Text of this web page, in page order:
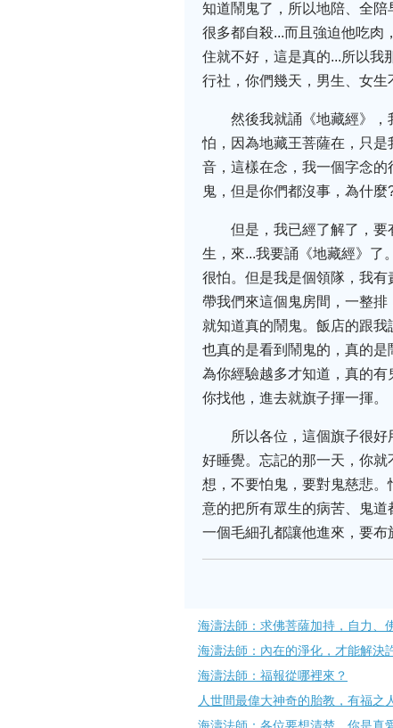
知道鬧鬼了，所以地陪、全陪
很多都自殺...而且強迫他吃肉
住就不好，這是真的...所以我
行社，你們幾天，男生、女生
然後我就誦《地藏經》
怕，因為地藏王菩薩在，只
音，這樣在念，我一個字念
鬼，但是你們都沒事，為什
但是，我已經了解了，
生，來...我要誦《地藏經》了
很怕。但是我是個領隊，我有
帶我們來這個鬼房間，一整
就知道真的鬧鬼。飯店的跟
也真的是看到鬧鬼的，真的
為你經驗越多才知道，真的
你找他，進去就旗子揮一揮。
所以各位，這個旗子很
好睡覺。忘記的那一天，你
想，不要怕鬼，要對鬼慈悲
意的把所有眾生的病苦、鬼
一個毛細孔都讓他進來，要布
海濤法師：求佛菩薩加持，自力、
海濤法師：內在的淨化，才能解決
海濤法師：福報從哪裡來？
人世間最偉大神奇的胎教，有福之